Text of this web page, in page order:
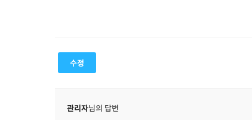
수정
관리자님의 답변